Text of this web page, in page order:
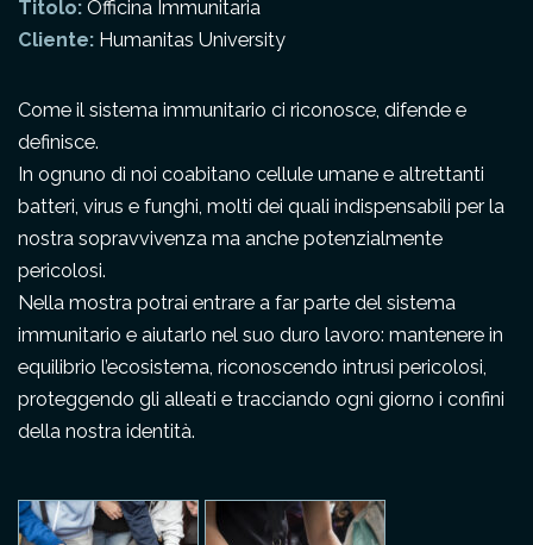
Titolo: Officina Immunitaria
Cliente: Humanitas University
Come il sistema immunitario ci riconosce, difende e
definisce.
In ognuno di noi coabitano cellule umane e altrettanti
batteri, virus e funghi, molti dei quali indispensabili per la
nostra sopravvivenza ma anche potenzialmente
pericolosi.
Nella mostra potrai entrare a far parte del sistema
immunitario e aiutarlo nel suo duro lavoro: mantenere in
equilibrio l’ecosistema, riconoscendo intrusi pericolosi,
proteggendo gli alleati e tracciando ogni giorno i confini
della nostra identità.